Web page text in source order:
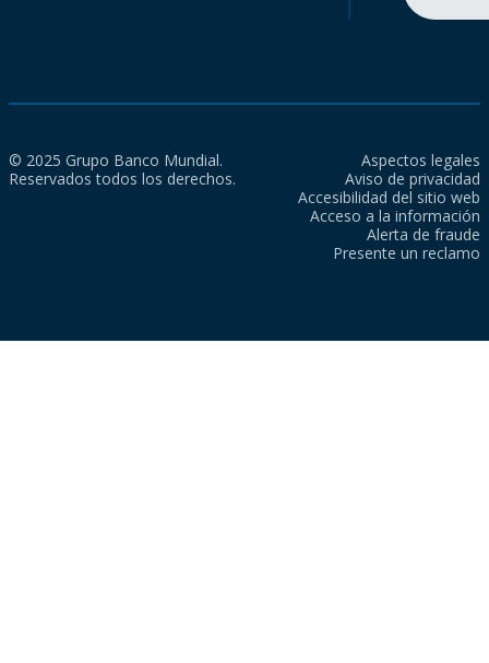
© 2025 Grupo Banco Mundial.
Reservados todos los derechos.
Aspectos legales
Aviso de privacidad
Accesibilidad del sitio web
Acceso a la información
Alerta de fraude
Presente un reclamo